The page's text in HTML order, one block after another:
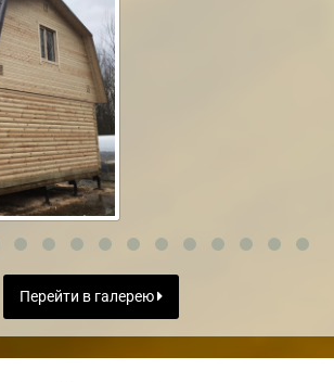
Перейти в галерею